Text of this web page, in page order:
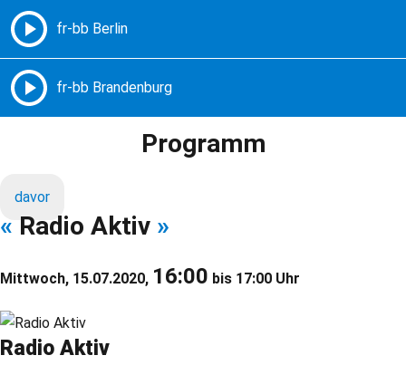
Freie Radios – Berlin Brandenburg
Programm
davor
« Radio Aktiv »
Mittwoch, 15.07.2020, 16:00 bis 17:00 Uhr
Radio Aktiv